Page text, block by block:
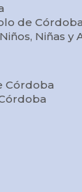
de Córdoba
Niñas y
Córdoba